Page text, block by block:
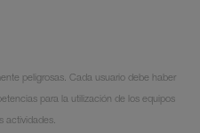
de su parque de
peligrosas. Cada usuario debe haber
para la utilización de los equipos
actividades.